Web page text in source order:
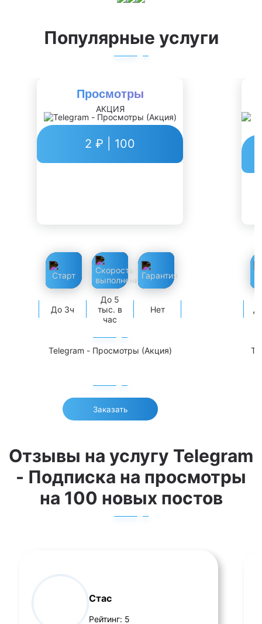
Популярные услуги
Просмотры
АКЦИЯ
2 ₽ | 100
До 3ч
До 5
тыс. в
час
Нет
Telegram - Просмотры (Акция)
Заказать
Отзывы на услугу Telegram
- Подписка на просмотры
на 100 новых постов
Стас
Рейтинг: 5